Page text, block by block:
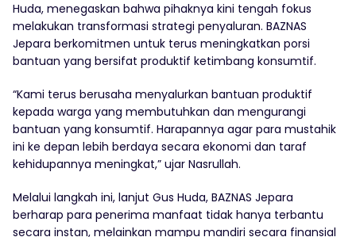
Huda, menegaskan bahwa pihaknya kini tengah fokus
melakukan transformasi strategi penyaluran. BAZNAS
Jepara berkomitmen untuk terus meningkatkan porsi
bantuan yang bersifat produktif ketimbang konsumtif.
“Kami terus berusaha menyalurkan bantuan produktif
kepada warga yang membutuhkan dan mengurangi
bantuan yang konsumtif. Harapannya agar para mustahik
ini ke depan lebih berdaya secara ekonomi dan taraf
kehidupannya meningkat,” ujar Nasrullah.
Melalui langkah ini, lanjut Gus Huda, BAZNAS Jepara
berharap para penerima manfaat tidak hanya terbantu
secara instan, melainkan mampu mandiri secara finansial